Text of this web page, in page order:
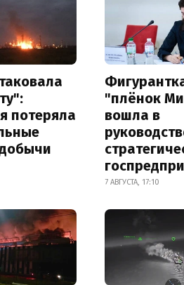
потеряла
"плёнок
вошла в
7 АВГУСТА, 17:10